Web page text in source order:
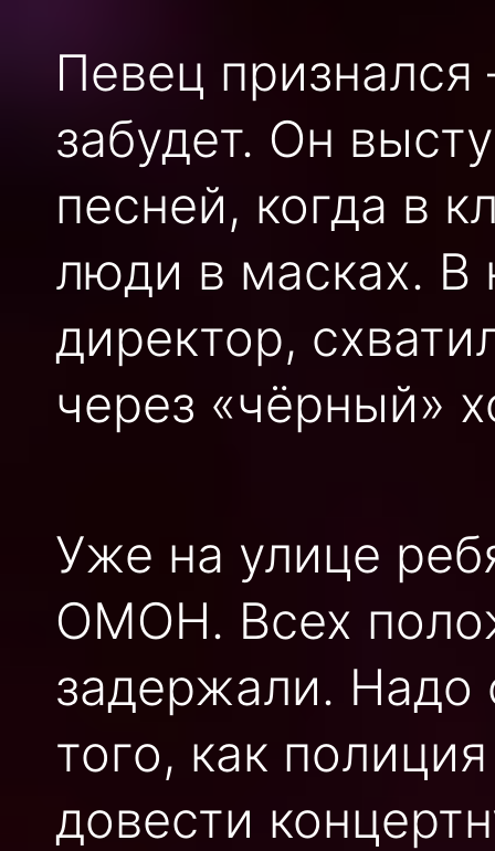
Певец признался
забудет. Он
песней, когда в
люди в масках. В
директор,
через «чёрный»
Уже на улице
ОМОН. Всех
задержали.
того, как
довести